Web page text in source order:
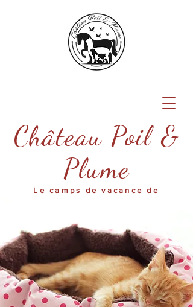
Château Poil &
Plume
Le camps de vacance de